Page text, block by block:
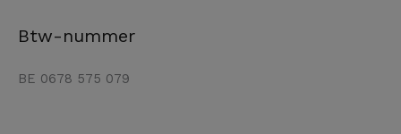
Btw-nummer
BE 0678 575 079